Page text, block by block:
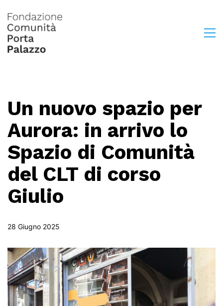
Un nuovo spazio per
Aurora: in arrivo lo
Spazio di Comunità
del CLT di corso
Giulio
28 Giugno 2025